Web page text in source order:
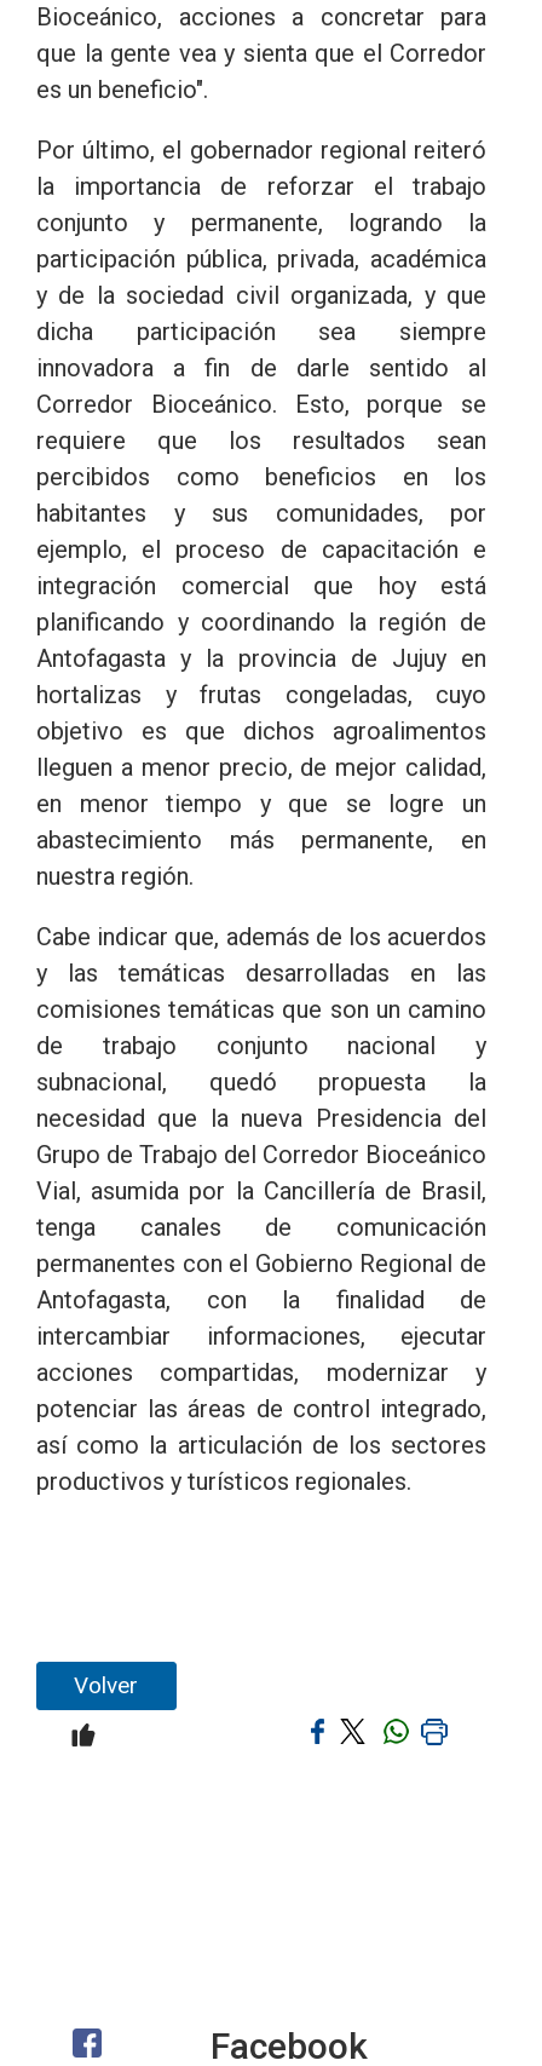
Bioceánico, acciones a concretar para
que la gente vea y sienta que el Corredor
es un beneficio".
Por último, el gobernador regional reiteró
la importancia de reforzar el trabajo
conjunto y permanente, logrando la
participación pública, privada, académica
y de la sociedad civil organizada, y que
dicha participación sea siempre
innovadora a fin de darle sentido al
Corredor Bioceánico. Esto, porque se
requiere que los resultados sean
percibidos como beneficios en los
habitantes y sus comunidades, por
ejemplo, el proceso de capacitación e
integración comercial que hoy está
planificando y coordinando la región de
Antofagasta y la provincia de Jujuy en
hortalizas y frutas congeladas, cuyo
objetivo es que dichos agroalimentos
lleguen a menor precio, de mejor calidad,
en menor tiempo y que se logre un
abastecimiento más permanente, en
nuestra región.
Cabe indicar que, además de los acuerdos
y las temáticas desarrolladas en las
comisiones temáticas que son un camino
de trabajo conjunto nacional y
subnacional, quedó propuesta la
necesidad que la nueva Presidencia del
Grupo de Trabajo del Corredor Bioceánico
Vial, asumida por la Cancillería de Brasil,
tenga canales de comunicación
permanentes con el Gobierno Regional de
Antofagasta, con la finalidad de
intercambiar informaciones, ejecutar
acciones compartidas, modernizar y
potenciar las áreas de control integrado,
así como la articulación de los sectores
productivos y turísticos regionales.
Volver
Facebook